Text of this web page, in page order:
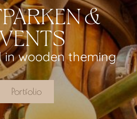
&
in wooden theming
Portfolio